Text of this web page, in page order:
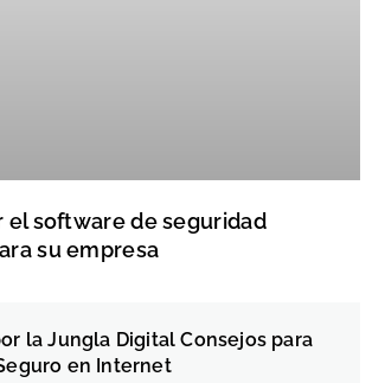
el software de seguridad
su empresa
la Jungla Digital Consejos para
en Internet